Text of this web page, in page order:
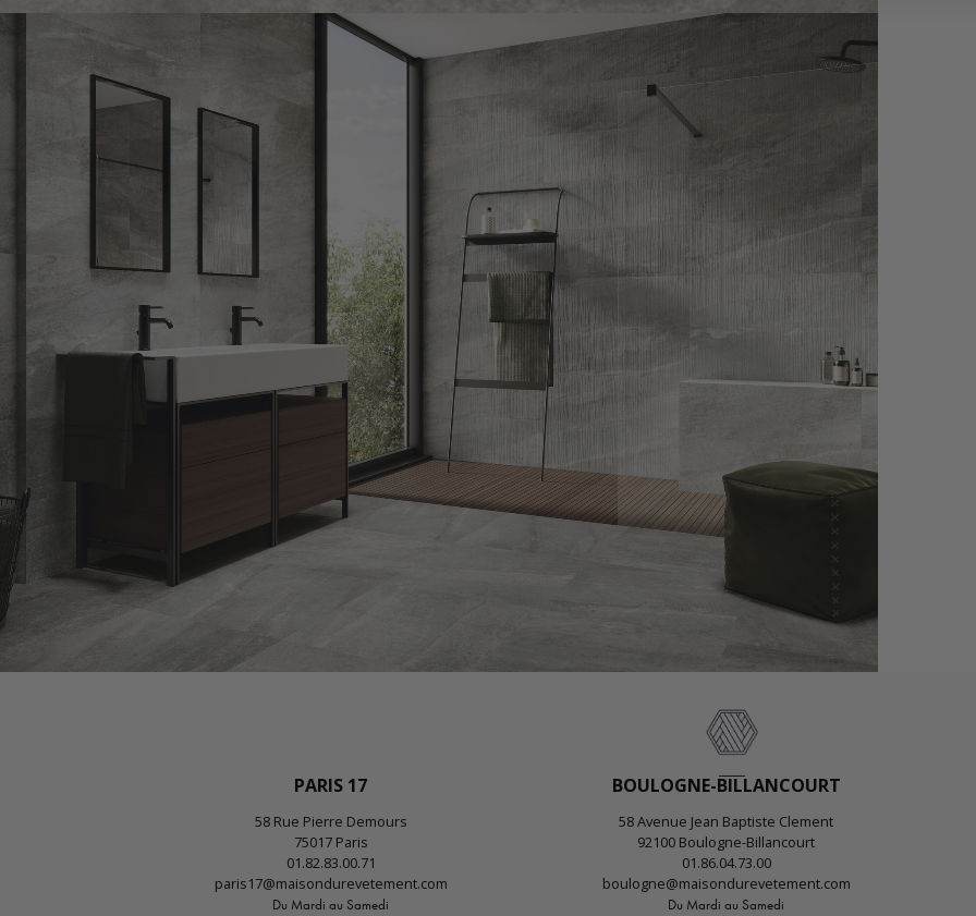
PARIS 17
58 Rue Pierre Demours
75017 Paris
01.82.83.00.71
paris17@maisondurevetement.com
Du Mardi au Samedi
BOULOGNE-BILLANCOURT
58 Avenue Jean Baptiste Clement
92100 Boulogne-Billancourt
01.86.04.73.00
boulogne@maisondurevetement.com
Du Mardi au Samedi